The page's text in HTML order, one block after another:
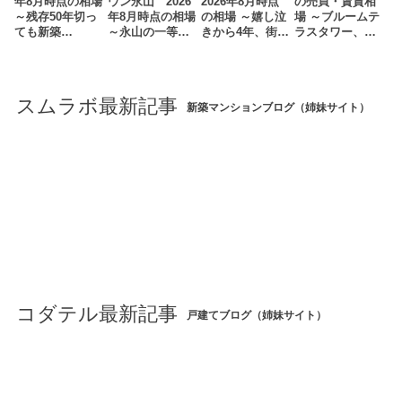
～残存50年切っ
ても新築…
年8月時点の相場
～永山の一等…
の相場 ～嬉し泣
きから4年、街…
場 ～ブルームテ
ラスタワー、…
スムラボ最新記事 新築マンションブログ（姉妹サイト）
コダテル最新記事 戸建てブログ（姉妹サイト）